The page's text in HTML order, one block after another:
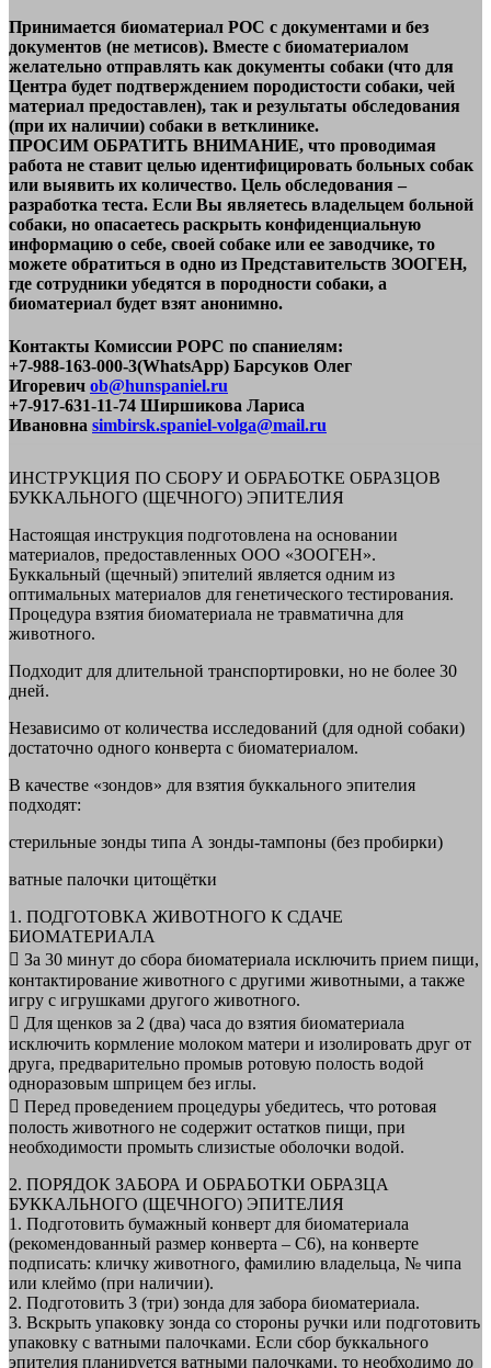
Принимается биоматериал РОС с документами и без
документов (не метисов). Вместе с биоматериалом
желательно отправлять как документы собаки (что для
Центра будет подтверждением породистости собаки, чей
материал предоставлен), так и результаты обследования
(при их наличии) собаки в ветклинике.
ПРОСИМ ОБРАТИТЬ ВНИМАНИЕ, что проводимая
работа не ставит целью идентифицировать больных собак
или выявить их количество. Цель обследования –
разработка теста. Если Вы являетесь владельцем больной
собаки, но опасаетесь раскрыть конфиденциальную
информацию о себе, своей собаке или ее заводчике, то
можете обратиться в одно из Представительств ЗООГЕН,
где сотрудники убедятся в породности собаки, а
биоматериал будет взят анонимно.
Контакты Комиссии РОРС по спаниелям:
+7-988-163-000-3(WhatsApp) Барсуков Олег
Игоревич ob@hunspaniel.ru
+7-917-631-11-74 Ширшикова Лариса
Ивановна simbirsk.spaniel-volga@mail.ru
ИНСТРУКЦИЯ ПО СБОРУ И ОБРАБОТКЕ ОБРАЗЦОВ
БУККАЛЬНОГО (ЩЕЧНОГО) ЭПИТЕЛИЯ
Настоящая инструкция подготовлена на основании
материалов, предоставленных ООО «ЗООГЕН».
Буккальный (щечный) эпителий является одним из
оптимальных материалов для генетического тестирования.
Процедура взятия биоматериала не травматична для
животного.
Подходит для длительной транспортировки, но не более 30
дней.
Независимо от количества исследований (для одной собаки)
достаточно одного конверта с биоматериалом.
В качестве «зондов» для взятия буккального эпителия
подходят:
стерильные зонды типа А зонды-тампоны (без пробирки)
ватные палочки цитощётки
1. ПОДГОТОВКА ЖИВОТНОГО К СДАЧЕ
БИОМАТЕРИАЛА
 За 30 минут до сбора биоматериала исключить прием пищи,
контактирование животного с другими животными, а также
игру с игрушками другого животного.
 Для щенков за 2 (два) часа до взятия биоматериала
исключить кормление молоком матери и изолировать друг от
друга, предварительно промыв ротовую полость водой
одноразовым шприцем без иглы.
 Перед проведением процедуры убедитесь, что ротовая
полость животного не содержит остатков пищи, при
необходимости промыть слизистые оболочки водой.
2. ПОРЯДОК ЗАБОРА И ОБРАБОТКИ ОБРАЗЦА
БУККАЛЬНОГО (ЩЕЧНОГО) ЭПИТЕЛИЯ
1. Подготовить бумажный конверт для биоматериала
(рекомендованный размер конверта – С6), на конверте
подписать: кличку животного, фамилию владельца, № чипа
или клеймо (при наличии).
2. Подготовить 3 (три) зонда для забора биоматериала.
3. Вскрыть упаковку зонда со стороны ручки или подготовить
упаковку с ватными палочками. Если сбор буккального
эпителия планируется ватными палочками, то необходимо до